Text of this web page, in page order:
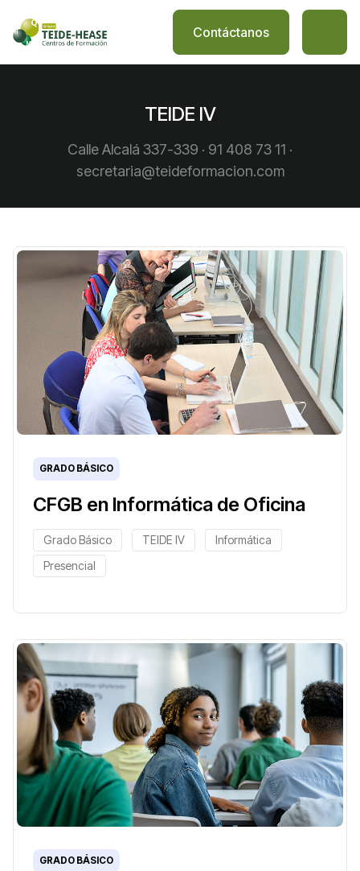
Contáctanos
TEIDE IV
Calle Alcalá 337-339 · 91 408 73 11 ·
secretaria@teideformacion.com
CFGB en Informática de Oficina
GRADO BÁSICO
Grado Básico TEIDE IV
Informática
Presencial
GRADO BÁSICO